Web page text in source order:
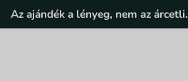
Az ajándék a lényeg, nem az árcetli.